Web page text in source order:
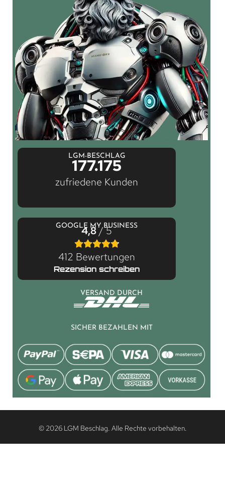
LGM-BESCHLAG
177.175
zufriedene Kunden
GOOGLE MY BUSINESS
4,8/ 5
412 Bewertungen
Rezension schreiben
VERSAND DURCH
SICHER BEZAHLEN MIT
© 2026 LGM Beschlag. Alle Rechte vorbehalten.